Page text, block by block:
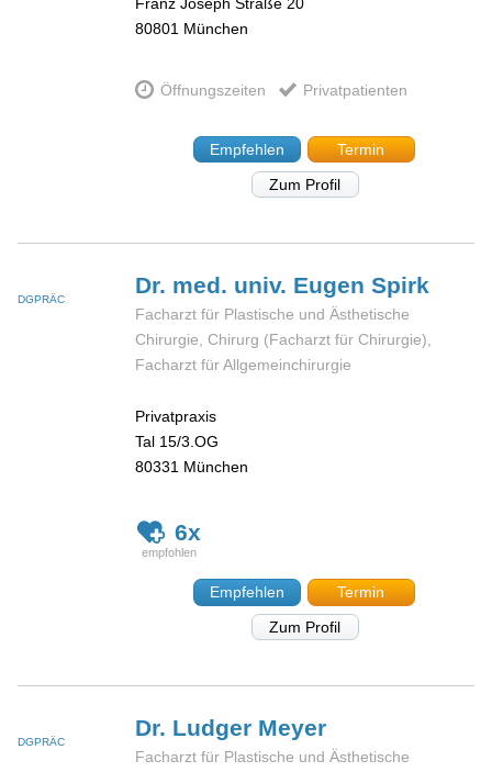
80801 München
Öffnungszeiten Privatpatienten
Empfehlen
Termin
Zum Profil
DGPRÄC
Dr. med. univ. EugenSpirk
Facharzt für Plastische und Ästhetische
Chirurgie, Chirurg (Facharzt für Chirurgie),
Facharzt für Allgemeinchirurgie
Privatpraxis
Tal 15/3.OG
80331 München
6x
Empfehlen
Termin
Zum Profil
DGPRÄC
Dr. Ludger Meyer
Facharzt für Plastische und Ästhetische